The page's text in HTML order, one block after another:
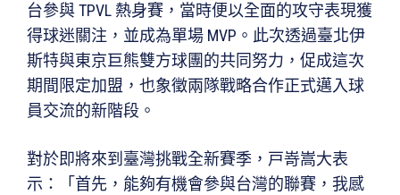
台參與 TPVL 熱身賽，當時便以全面的攻守表現獲
得球迷關注，並成為單場 MVP。此次透過臺北伊
斯特與東京巨熊雙方球團的共同努力，促成這次
期間限定加盟，也象徵兩隊戰略合作正式邁入球
員交流的新階段。
對於即將來到臺灣挑戰全新賽季，戸嵜嵩大表
示：「首先，能夠有機會參與台灣的聯賽，我感